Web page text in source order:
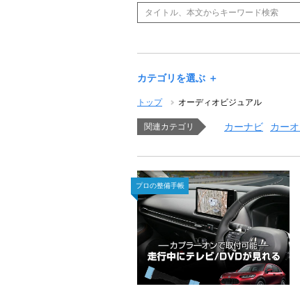
カテゴリを選ぶ ＋
トップ オーディオビジュアル
関連カテゴリ カーナビ カー
プロの整備手帳